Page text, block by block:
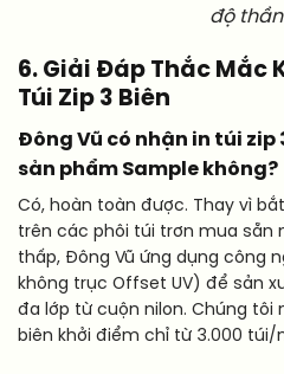
độ
6. Giải Đáp Thắc Mắc
Túi Zip 3 Biên
Đông Vũ có nhận in túi zip
sản phẩm Sample không?
Có, hoàn toàn được. Thay vì
trên các phôi túi trơn mua sẵn
thấp, Đông Vũ ứng dụng công
không trục Offset UV) để sản
đa lớp từ cuộn nilon. Chúng tôi
biên khởi điểm chỉ từ 3.000 túi/